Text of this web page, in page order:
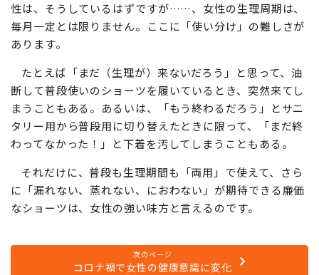
性は、そうしているはずですが……、女性の生理周期は、
毎月一定とは限りません。ここに「使い分け」の難しさが
あります。
たとえば「まだ（生理が）来ないだろう」と思って、油
断して普段使いのショーツを履いているとき、突然来てし
まうこともある。あるいは、「もう終わるだろう」とサニ
タリー用から普段用に切り替えたときに限って、「まだ終
わってなかった！」と下着を汚してしまうこともある。
それだけに、普段も生理期間も「両用」で使えて、さら
に「漏れない、蒸れない、におわない」が期待できる廉価
なショーツは、女性の強い味方と言えるのです。
次のページ
コロナ禍で女性の健康意識に変化